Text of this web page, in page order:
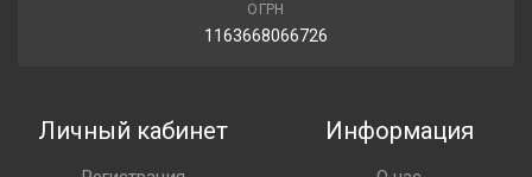
ОГРН
1163668066726
Личный кабинет Информация